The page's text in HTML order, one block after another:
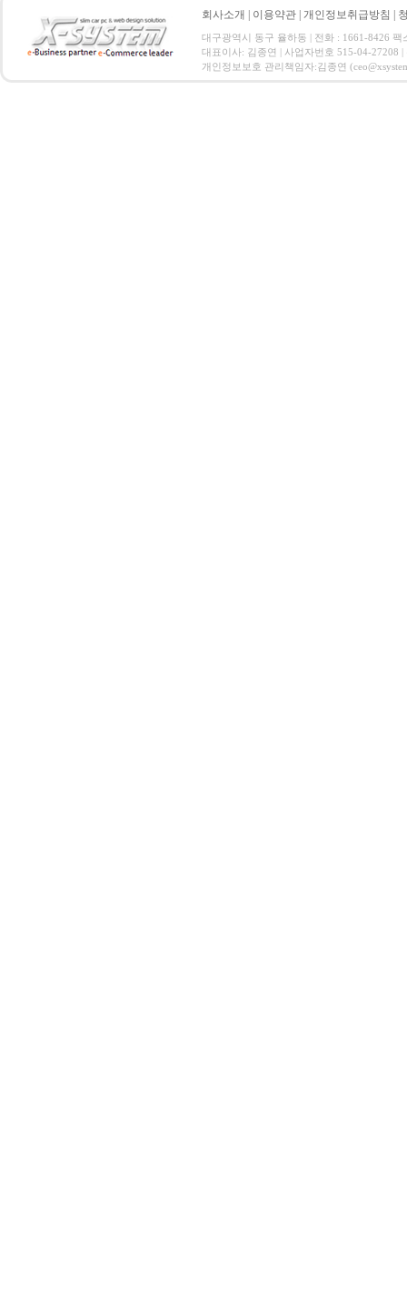
회사소개 이용약관 개인정보취급방침
대구광역시 동구 율하동 | 전화 : 1661-8426 팩
대표이사: 김종연 | 사업자번호 515-04-27208
개인정보보호 관리책임자:김종연